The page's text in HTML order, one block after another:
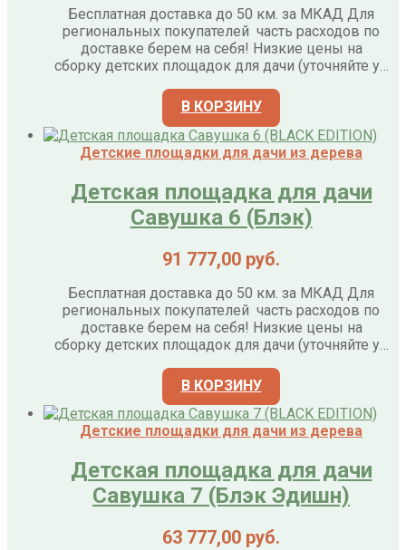
Бесплатная доставка до 50 км. за МКАД Для
региональных покупателей часть расходов по
доставке берем на себя! Низкие цены на
сборку детских площадок для дачи (уточняйте у…
В КОРЗИНУ
Детские площадки для дачи из дерева
Детская площадка для дачи
Савушка 6 (Блэк)
91 777,00 руб.
Бесплатная доставка до 50 км. за МКАД Для
региональных покупателей часть расходов по
доставке берем на себя! Низкие цены на
сборку детских площадок для дачи (уточняйте у…
В КОРЗИНУ
Детские площадки для дачи из дерева
Детская площадка для дачи
Савушка 7 (Блэк Эдишн)
63 777,00 руб.